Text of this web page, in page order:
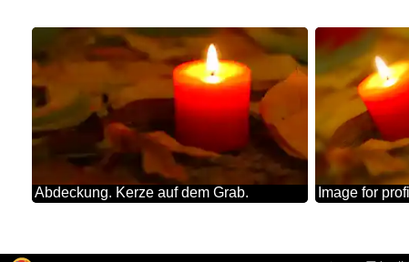
Abdeckung. Kerze auf dem Grab.